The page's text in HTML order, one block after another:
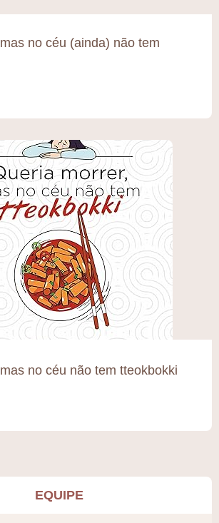
no céu (ainda) não tem
no céu não tem tteokbokki
EQUIPE